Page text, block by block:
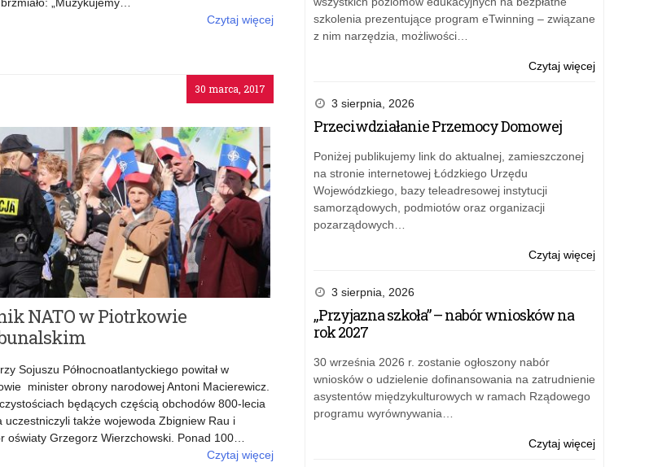
Czytaj więcej
30 marca, 2017
NATO w Piotrkowie
Sojuszu Północnoatlantyckiego powitał w
minister obrony narodowej Antoni Macierewicz.
będących częścią obchodów 800-lecia
uczestniczyli także wojewoda Zbigniew Rau i
oświaty Grzegorz Wierzchowski. Ponad 100…
Czytaj więcej
szkolenia prezentujące program eTwinning – związane
z nim narzędzia, możliwości…
Czytaj więcejo:
3 sierpnia, 2026
Przeciwdziałanie Przemocy Domowej
Poniżej publikujemy link do aktualnej, zamieszczonej
na stronie internetowej Łódzkiego Urzędu
Wojewódzkiego, bazy teleadresowej instytucji
samorządowych, podmiotów oraz organizacji
pozarządowych…
Czytaj więcejo:
3 sierpnia, 2026
„Przyjazna szkoła” – nabór wniosków na
rok 2027
30 września 2026 r. zostanie ogłoszony nabór
wniosków o udzielenie dofinansowania na zatrudnienie
asystentów międzykulturowych w ramach Rządowego
programu wyrównywania…
Czytaj więcejo: